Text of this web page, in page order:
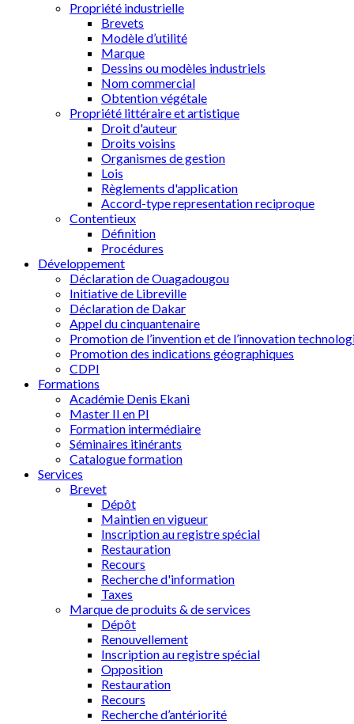
Propriété industrielle
Brevets
Modèle d’utilité
Marque
Dessins ou modèles industriels
Nom commercial
Obtention végétale
Propriété littéraire et artistique
Droit d'auteur
Droits voisins
Organismes de gestion
Lois
Règlements d'application
Accord-type representation reciproque
Contentieux
Définition
Procédures
Développement
Déclaration de Ouagadougou
Initiative de Libreville
Déclaration de Dakar
Appel du cinquantenaire
Promotion de l’invention et de l’innovation
Promotion des indications géographiques
CDPI
Formations
Académie Denis Ekani
Master II en PI
Formation intermédiaire
Séminaires itinérants
Catalogue formation
Services
Brevet
Dépôt
Maintien en vigueur
Inscription au registre spécial
Restauration
Recours
Recherche d'information
Taxes
Marque de produits & de services
Dépôt
Renouvellement
Inscription au registre spécial
Opposition
Restauration
Recours
Recherche d’antériorité